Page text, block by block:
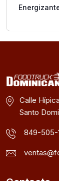
Calle
Santo
849-505-